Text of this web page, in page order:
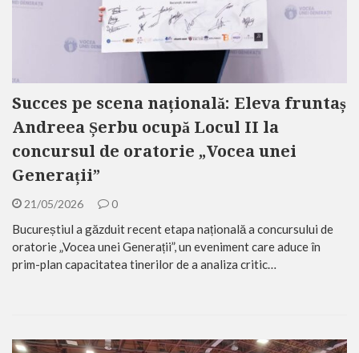
Succes pe scena națională: Eleva fruntaș
Andreea Șerbu ocupă Locul II la
concursul de oratorie „Vocea unei
Generații”
21/05/2026 0
Bucureștiul a găzduit recent etapa națională a concursului de
oratorie „Vocea unei Generații”, un eveniment care aduce în
prim-plan capacitatea tinerilor de a analiza critic…